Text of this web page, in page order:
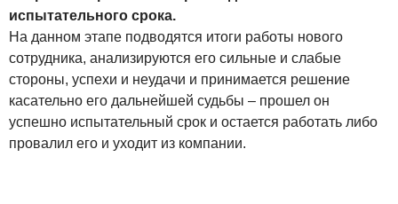
испытательного срока.
На данном этапе подводятся итоги работы нового
сотрудника, анализируются его сильные и слабые
стороны, успехи и неудачи и принимается решение
касательно его дальнейшей судьбы – прошел он
успешно испытательный срок и остается работать либо
провалил его и уходит из компании.